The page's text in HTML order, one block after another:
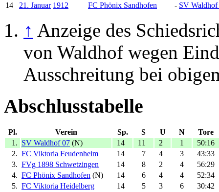
14
21. Januar 1912 FC Phönix Sandhofen - SV Waldhof
↑ Anzeige des
von Waldhof wegen
Ausschreitung bei
Abschlusstabelle
Pl. Verein Sp. S U N
Tore
1. SV Waldhof 07 (N) 14 11 2 1
50:16
2. FC Viktoria Feudenheim 14 7 4 3
43:33
3. FVg 1898 Schwetzingen 14 8 2 4
56:29
4. FC Phönix Sandhofen (N) 14 6 4 4
52:34
5. FC Viktoria Heidelberg 14 5 3 6
30:42